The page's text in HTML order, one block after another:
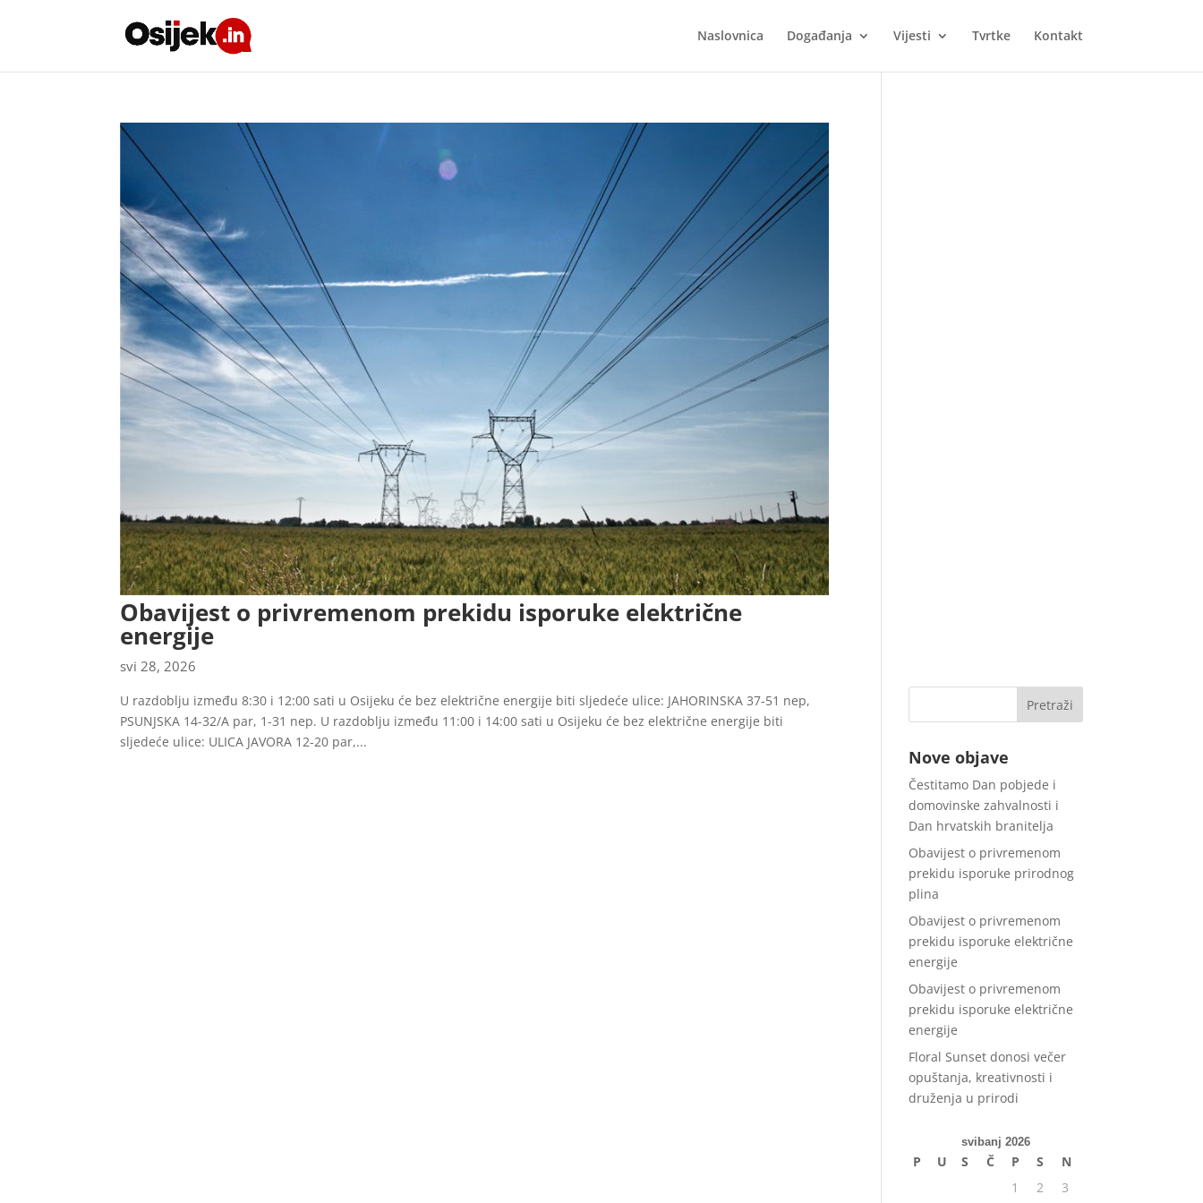
Naslovnica Događanja Vijesti Tvrtke Kontakt
Obavijest o privremenom prekidu isporuke električne
energije
svi 28, 2026
U razdoblju između 8:30 i 12:00 sati u Osijeku će bez električne energije biti sljedeće ulice: JAHORINSKA 37-51 nep,
PSUNJSKA 14-32/A par, 1-31 nep. U razdoblju između 11:00 i 14:00 sati u Osijeku će bez električne energije biti
sljedeće ulice: ULICA JAVORA 12-20 par,...
Nove objave
Čestitamo Dan pobjede i
domovinske zahvalnosti i
Dan hrvatskih branitelja
Obavijest o privremenom
prekidu isporuke prirodnog
plina
Obavijest o privremenom
prekidu isporuke električne
energije
Obavijest o privremenom
prekidu isporuke električne
energije
Floral Sunset donosi večer
opuštanja, kreativnosti i
druženja u prirodi
svibanj 2026
P U S Č P S
N
1
2 3